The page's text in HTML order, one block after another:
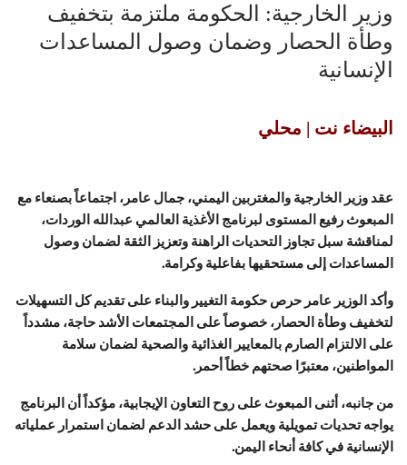
وزير الخارجية: الحكومة ملتزمة بتخفيف
وطأة الحصار وضمان وصول المساعدات
الإنسانية
البيضاء نت | محلي
عقد وزير الخارجية والمغتربين اليمني، جمال عامر، اجتماعاً بصنعاء مع
المبعوث رفيع المستوى لبرنامج الأغذية العالمي عبدالله الوردات،
لمناقشة سبل تجاوز التحديات الراهنة وتعزيز الثقة لضمان وصول
المساعدات إلى مستحقيها بفاعلية وكرامة.
وأكد الوزير عامر حرص حكومة التغيير والبناء على تقديم كل التسهيلات
لتخفيف وطأة الحصار، خصوصاً على المجتمعات الأشد حاجة، مشدداً
على الالتزام الصارم بالمعايير الغذائية والصحية لضمان سلامة
المواطنين، معتبرًا صحتهم خطاً أحمر.
من جانبه، أثنى المبعوث على روح التعاون الإيجابية، مؤكداً أن البرنامج
يواجه تحديات تمويلية ويعمل على حشد الدعم لضمان استمرار عملياته
الإنسانية في كافة أنحاء اليمن.